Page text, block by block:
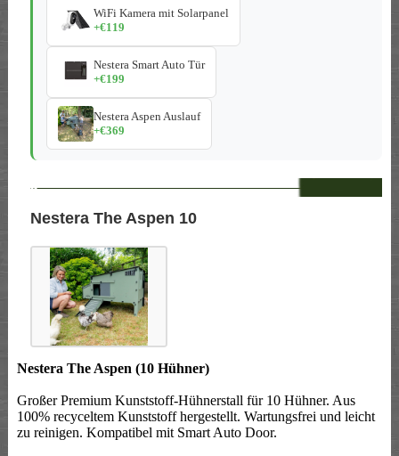
WiFi Kamera mit Solarpanel
+€119
Nestera Smart Auto Tür
+€199
Nestera Aspen Auslauf
+€369
--
Nestera The Aspen 10
Nestera The Aspen (10 Hühner)
Großer Premium Kunststoff-Hühnerstall für 10 Hühner. Aus
100% recyceltem Kunststoff hergestellt. Wartungsfrei und leicht
zu reinigen. Kompatibel mit Smart Auto Door.